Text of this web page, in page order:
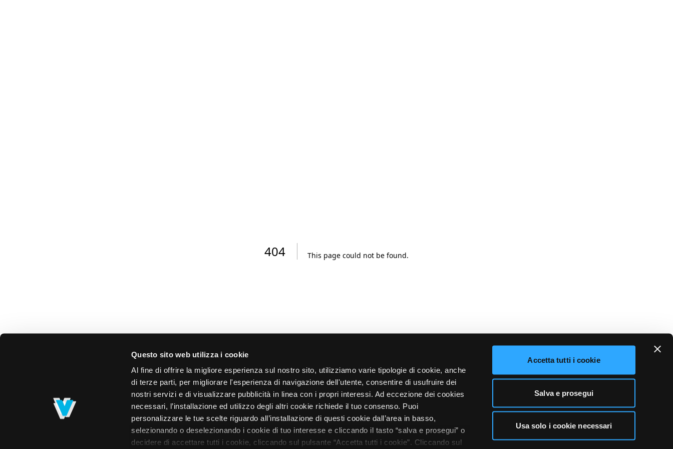
Questo sito web utilizza i cookie
Al fine di offrire la migliore esperienza sul nostro sito, utilizziamo varie tipologie di cookie, anche
di terze parti, per migliorare l'esperienza di navigazione dell'utente, consentire di usufruire dei
nostri servizi e di visualizzare pubblicità in linea con i propri interessi. Ad eccezione dei cookies
necessari, l’installazione ed utilizzo degli altri cookie richiede il tuo consenso. Puoi
personalizzare le tue scelte riguardo all’installazione di questi cookie dall’area in basso,
selezionando o deselezionando i cookie di tuo interesse e cliccando il tasto “salva e prosegui” o
decidere di accettare tutti i cookie, cliccando sul pulsante “Accetta tutti i cookie”. Cliccando sul
Accetta tutti i cookie
Salva e prosegui
Usa solo i cookie necessari
404 This page could not be found.